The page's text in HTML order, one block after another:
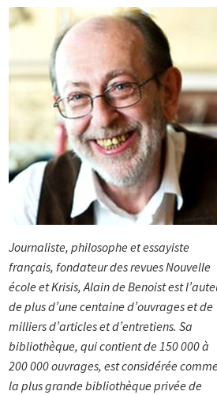
Journaliste, philosophe et essayiste
français, fondateur des revues Nouvelle
école et Krisis, Alain de Benoist est
de plus d’une centaine d’ouvrages et de
milliers d’articles et d’entretiens. Sa
bibliothèque, qui contient de 150 000 à
200 000 ouvrages, est considérée comme
la plus grande bibliothèque privée de